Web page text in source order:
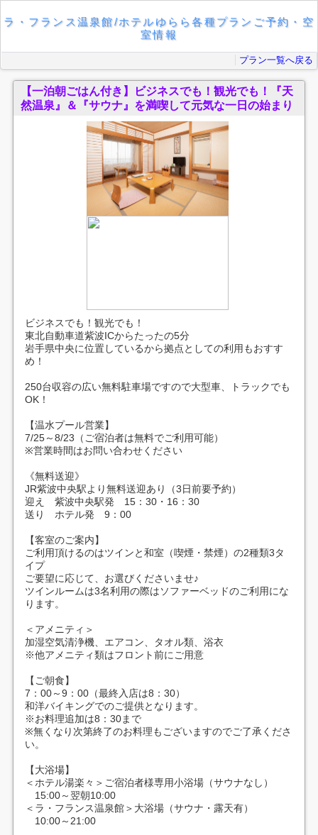
ラ・フランス温泉館/ホテルゆらら各種プランご予約・空
室情報
プラン一覧へ戻る
【一泊朝ごはん付き】ビジネスでも！観光でも！『天
然温泉』＆『サウナ』を満喫して元気な一日の始まり
ビジネスでも！観光でも！
東北自動車道紫波ICからたったの5分
岩手県中央に位置しているから拠点としての利用もおすす
め！
250台収容の広い無料駐車場ですので大型車、トラックでも
OK！
【温水プール営業】
7/25～8/23（ご宿泊者は無料でご利用可能）
※営業時間はお問い合わせください
《無料送迎》
JR紫波中央駅より無料送迎あり（3日前要予約）
迎え 紫波中央駅発 15：30・16：30
送り ホテル発 9：00
【客室のご案内】
ご利用頂けるのはツインと和室（喫煙・禁煙）の2種類3タ
イプ
ご要望に応じて、お選びくださいませ♪
ツインルームは3名利用の際はソファーベッドのご利用にな
ります。
＜アメニティ＞
加湿空気清浄機、エアコン、タオル類、浴衣
※他アメニティ類はフロント前にご用意
【ご朝食】
7：00～9：00（最終入店は8：30）
和洋バイキングでのご提供となります。
※お料理追加は8：30まで
※無くなり次第終了のお料理もございますのでご了承くださ
い。
【大浴場】
＜ホテル湯楽々＞ご宿泊者様専用小浴場（サウナなし）
15:00～翌朝10:00
＜ラ・フランス温泉館＞大浴場（サウナ・露天有）
10:00～21:00